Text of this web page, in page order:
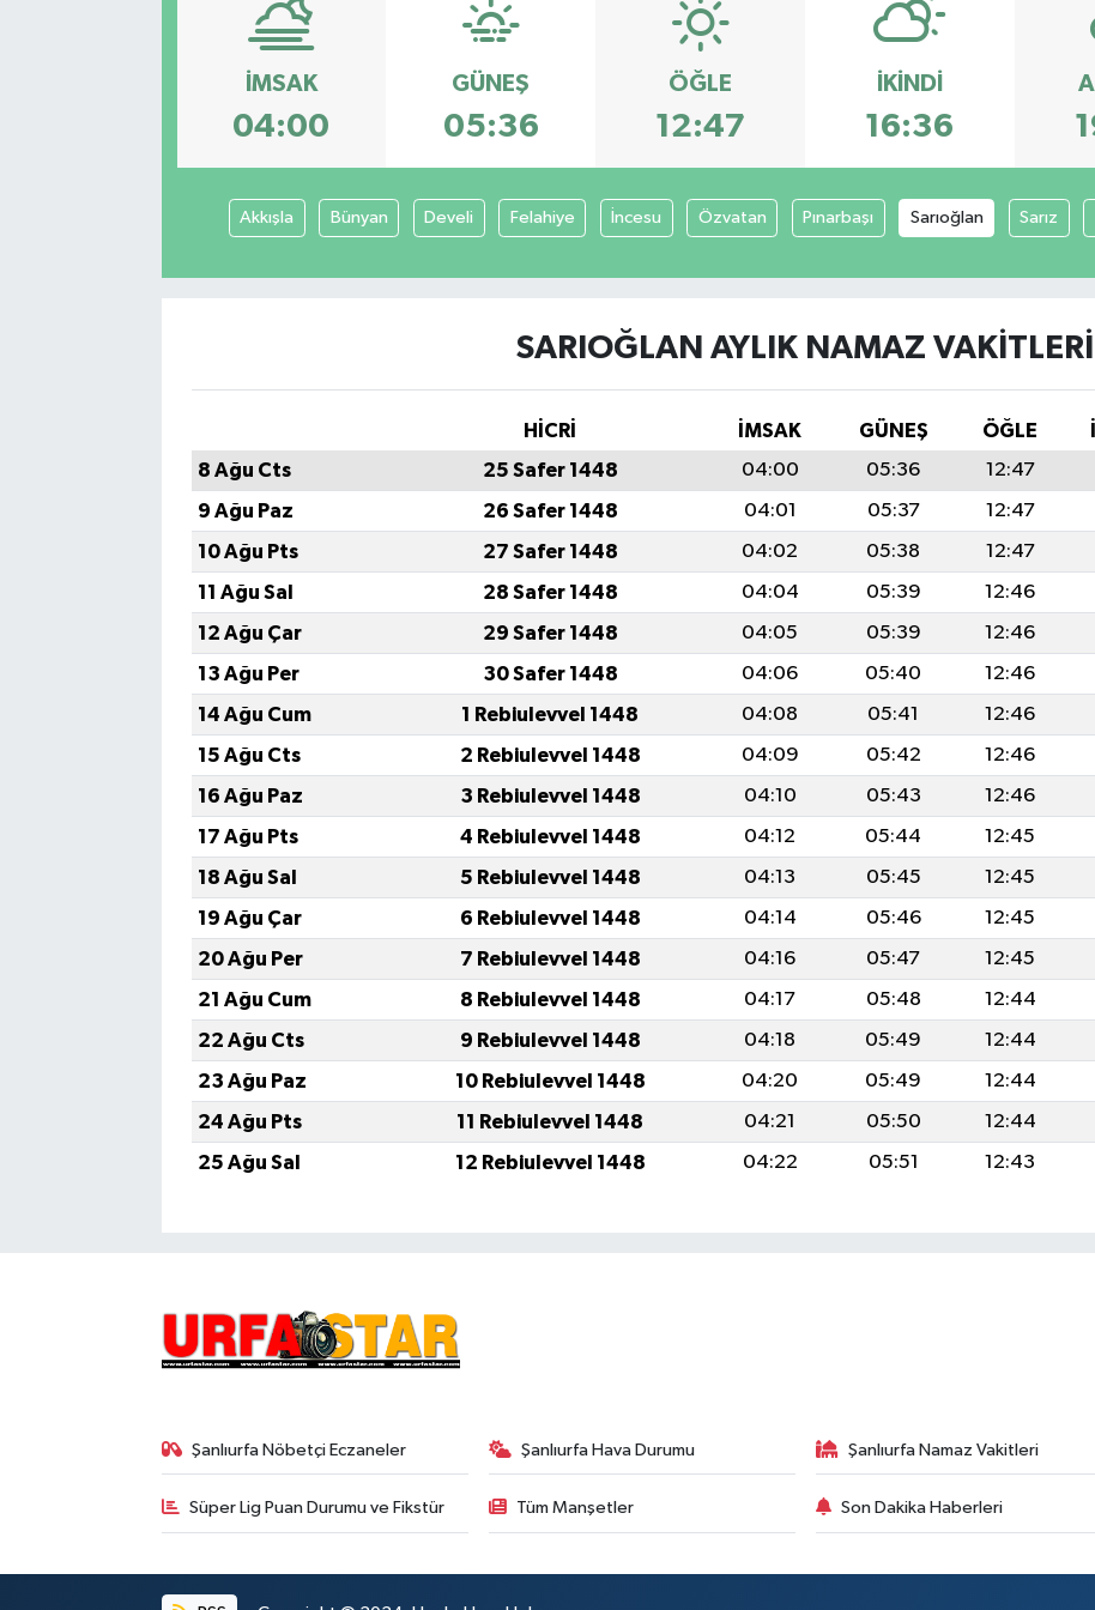
İMSAK
04:00
GÜNEŞ
05:36
ÖĞLE
12:47
İKINDI
16:36
Akkışla Bünyan Develi Felahiye İncesu Özvatan Pınarbaşı Sarıoğlan Sarız
SARIOĞLAN AYLIK NAMAZ VAKITLERI
HİCRİ İMSAK GÜNEŞ ÖĞLE
8 Ağu Cts
25 Safer 1448 04:00 05:36 12:47
9 Ağu Paz
26 Safer 1448 04:01 05:37 12:47
10 Ağu Pts
27 Safer 1448 04:02 05:38 12:47
11 Ağu Sal
28 Safer 1448 04:04 05:39 12:46
12 Ağu Çar
29 Safer 1448 04:05 05:39 12:46
13 Ağu Per
30 Safer 1448 04:06 05:40 12:46
14 Ağu Cum
1 Rebiulevvel 1448 04:08 05:41 12:46
15 Ağu Cts
2 Rebiulevvel 1448 04:09 05:42 12:46
16 Ağu Paz
3 Rebiulevvel 1448 04:10 05:43 12:46
17 Ağu Pts
4 Rebiulevvel 1448 04:12 05:44 12:45
18 Ağu Sal
5 Rebiulevvel 1448 04:13 05:45 12:45
19 Ağu Çar
6 Rebiulevvel 1448 04:14 05:46 12:45
20 Ağu Per
7 Rebiulevvel 1448 04:16 05:47 12:45
21 Ağu Cum
8 Rebiulevvel 1448 04:17 05:48 12:44
22 Ağu Cts
9 Rebiulevvel 1448 04:18 05:49 12:44
23 Ağu Paz
10 Rebiulevvel 1448 04:20 05:49 12:44
24 Ağu Pts
11 Rebiulevvel 1448 04:21 05:50 12:44
25 Ağu Sal
12 Rebiulevvel 1448 04:22 05:51 12:43
Şanlıurfa Nöbetçi Eczaneler Şanlıurfa Hava Durumu Şanlıurfa Namaz Vakitleri
Süper Lig Puan Durumu ve Fikstür Tüm Manşetler Son Dakika Haberleri